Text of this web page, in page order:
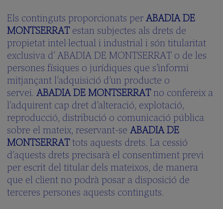
Els continguts proporcionats perABADIA DE
MONTSERRATestan subjectes als drets de
propietat intel·lectual i industrial i són titularitat
exclusiva d’ ABADIA DE MONTSERRAT o de les
persones físiques o jurídiques que s’informi
mitjançant l’adquisició d’un producte o
servei. ABADIA DE MONTSERRATno confereix a
l’adquirent cap dret d’alteració, explotació,
reproducció, distribució o comunicació pública
sobre el mateix, reservant-se ABADIA DE
MONTSERRATtots aquests drets. La cessió
d’aquests drets precisarà el consentiment previ
per escrit del titular dels mateixos, de manera
que el client no podrà posar a disposició de
terceres persones aquests continguts.